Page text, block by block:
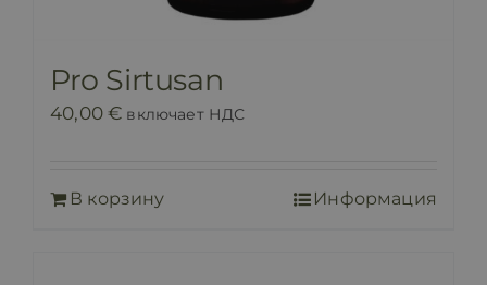
Pro Sirtusan
40,00€ включает НДС
В корзину Информация